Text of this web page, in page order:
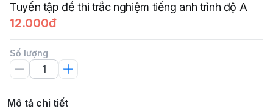
Tuyển tập đề thi trắc nghiệm tiếng anh trình độ A
12.000đ
Số lượng
Mô tả chi tiết